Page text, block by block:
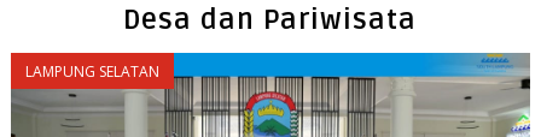
Desa dan Pariwisata
LAMPUNG SELATAN